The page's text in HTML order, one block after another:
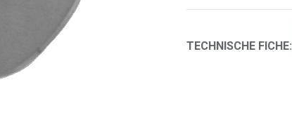
TECHNISCHE FICHE: